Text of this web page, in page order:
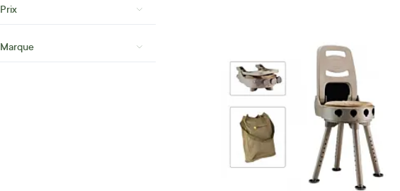
Prix
Marque